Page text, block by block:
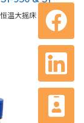
SI-910 & SI-950 & SI-960 & SI-970组合式二氧化碳恒温大摇床 10 英寸 LCD 显示模式,是为满足各种实验需求而设计的高效多功能平台